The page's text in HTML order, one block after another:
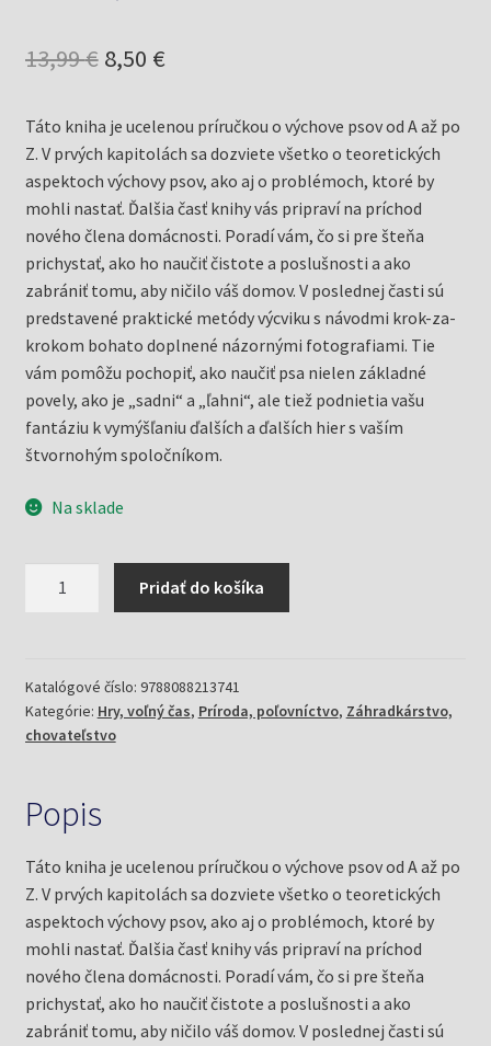
13,99€ Pôvodná
bola:
13,99 €.
8,50 €Aktuálna
je:
8,50 €.
Táto kniha je ucelenou príručkou o výchove psov od A až po
Z. V prvých kapitolách sa dozviete všetko o teoretických
aspektoch výchovy psov, ako aj o problémoch, ktoré by
mohli nastať. Ďalšia časť knihy vás pripraví na príchod
nového člena domácnosti. Poradí vám, čo si pre šteňa
prichystať, ako ho naučiť čistote a poslušnosti a ako
zabrániť tomu, aby ničilo váš domov. V poslednej časti sú
predstavené praktické metódy výcviku s návodmi krok-za-
krokom bohato doplnené názornými fotografiami. Tie
vám pomôžu pochopiť, ako naučiť psa nielen základné
povely, ako je „sadni“ a „ľahni“, ale tiež podnietia vašu
fantáziu k vymýšľaniu ďalších a ďalších hier s vaším
štvornohým spoločníkom.
Na sklade
Anna)
Pridať do košíka
Katalógové číslo: 9788088213741
Kategórie: Hry, voľný čas, Príroda, poľovníctvo, Záhradkárstvo,
chovateľstvo
Popis
Táto kniha je ucelenou príručkou o výchove psov od A až po
Z. V prvých kapitolách sa dozviete všetko o teoretických
aspektoch výchovy psov, ako aj o problémoch, ktoré by
mohli nastať. Ďalšia časť knihy vás pripraví na príchod
nového člena domácnosti. Poradí vám, čo si pre šteňa
prichystať, ako ho naučiť čistote a poslušnosti a ako
zabrániť tomu, aby ničilo váš domov. V poslednej časti sú